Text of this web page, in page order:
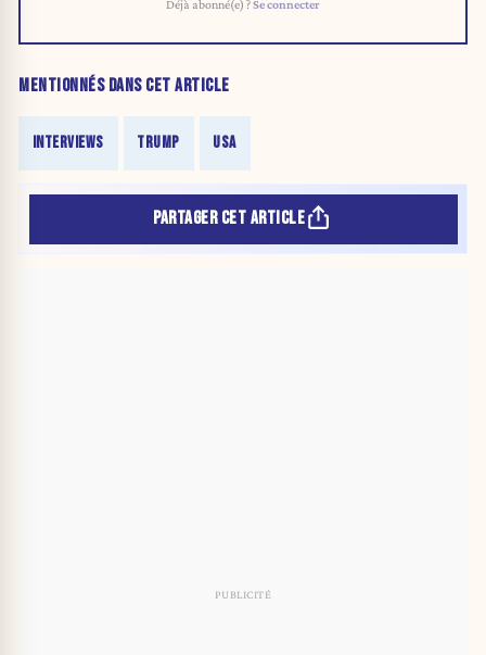
Déjà abonné(e) ?Se connecter
MENTIONNÉS DANS CET ARTICLE
INTERVIEWS TRUMP USA
PARTAGER CET ARTICLE